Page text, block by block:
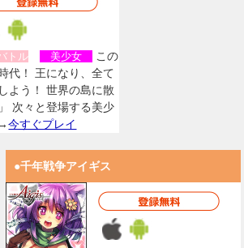
トル 美少女
この
代！ 王になり、全て
よう！ 世界の島に散
次々と登場する美少
→今すぐプレイ
●千年戦争アイギス